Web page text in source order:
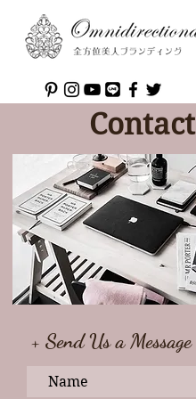
Contact
+ Send Us a Message